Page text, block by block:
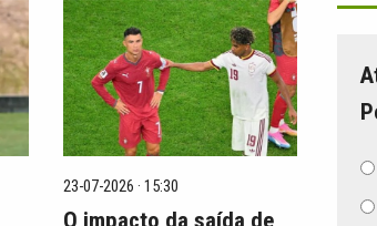
23-07-2026 · 15:30
O impacto da saída de